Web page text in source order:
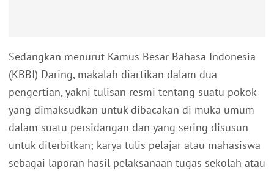
Sedangkan menurut Kamus Besar Bahasa Indonesia
(KBBI) Daring, makalah diartikan dalam dua
pengertian, yakni tulisan resmi tentang suatu pokok
yang dimaksudkan untuk dibacakan di muka umum
dalam suatu persidangan dan yang sering disusun
untuk diterbitkan; karya tulis pelajar atau mahasiswa
sebagai laporan hasil pelaksanaan tugas sekolah atau